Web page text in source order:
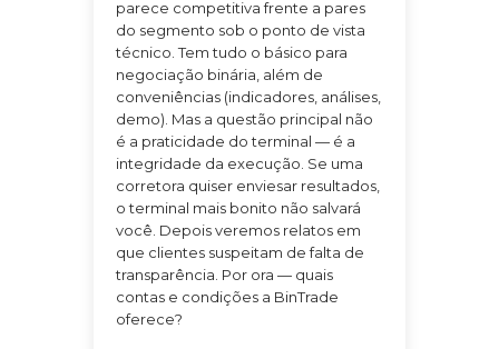
parece competitiva frente a pares
do segmento sob o ponto de vista
técnico. Tem tudo o básico para
negociação binária, além de
conveniências (indicadores, análises,
demo). Mas a questão principal não
é a praticidade do terminal — é a
integridade da execução. Se uma
corretora quiser enviesar resultados,
o terminal mais bonito não salvará
você. Depois veremos relatos em
que clientes suspeitam de falta de
transparência. Por ora — quais
contas e condições a BinTrade
oferece?